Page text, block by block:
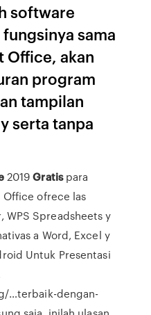
software
sama
Office, akan
program
tampilan
serta tanpa
2019Gratispara
Office ofrece las
WPS Spreadsheets y
a Word, Excel y
Untuk Presentasi
…terbaik-dengan-